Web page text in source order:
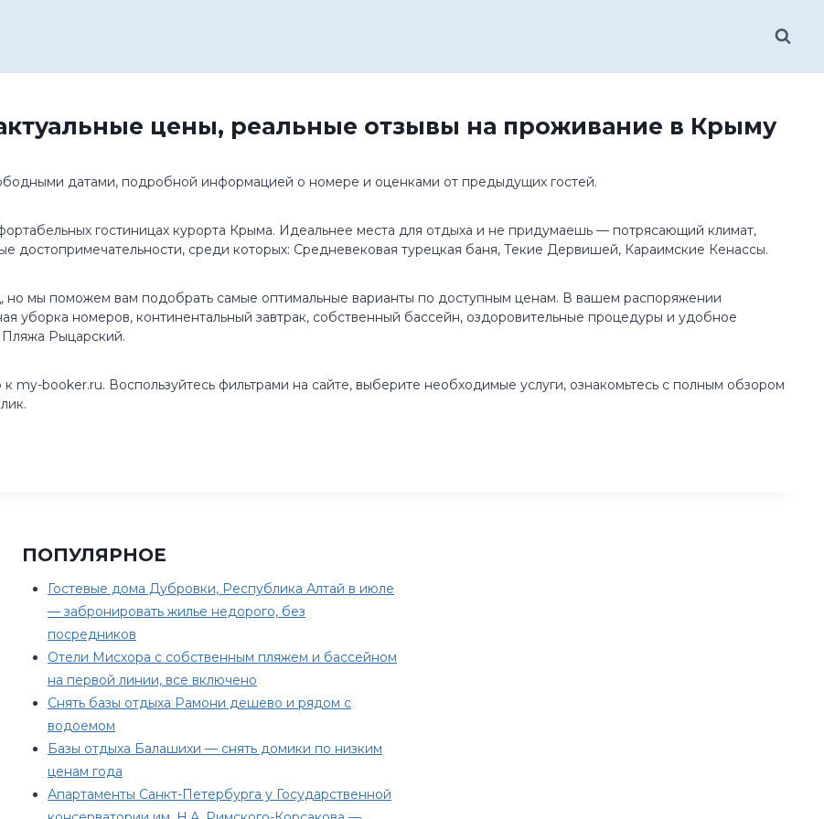
цены, реальные отзывы на проживание в Крыму
датами, подробной информацией о номере и оценками от предыдущих гостей.
гостиницах курорта Крыма. Идеальнее места для отдыха и не придумаешь — потрясающий климат,
достопримечательности, среди которых: Средневековая турецкая баня, Текие Дервишей, Караимские Кенассы.
но мы поможем вам подобрать самые оптимальные варианты по доступным ценам. В вашем распоряжении
уборка номеров, континентальный завтрак, собственный бассейн, оздоровительные процедуры и удобное
Рыцарский.
my-booker.ru. Воспользуйтесь фильтрами на сайте, выберите необходимые услуги, ознакомьтесь с полным обзором
ПОПУЛЯРНОЕ
Гостевые дома Дубровки, Республика Алтай в июле
— забронировать жилье недорого, без
посредников
Отели Мисхора с собственным пляжем и бассейном
на первой линии, все включено
Снять базы отдыха Рамони дешево и рядом с
водоемом
Базы отдыха Балашихи — снять домики по низким
ценам года
Апартаменты Санкт-Петербурга у Государственной